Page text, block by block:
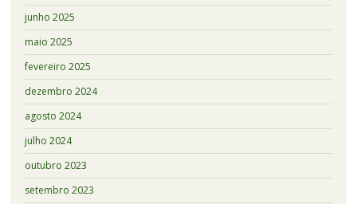
junho 2025
maio 2025
fevereiro 2025
dezembro 2024
agosto 2024
julho 2024
outubro 2023
setembro 2023